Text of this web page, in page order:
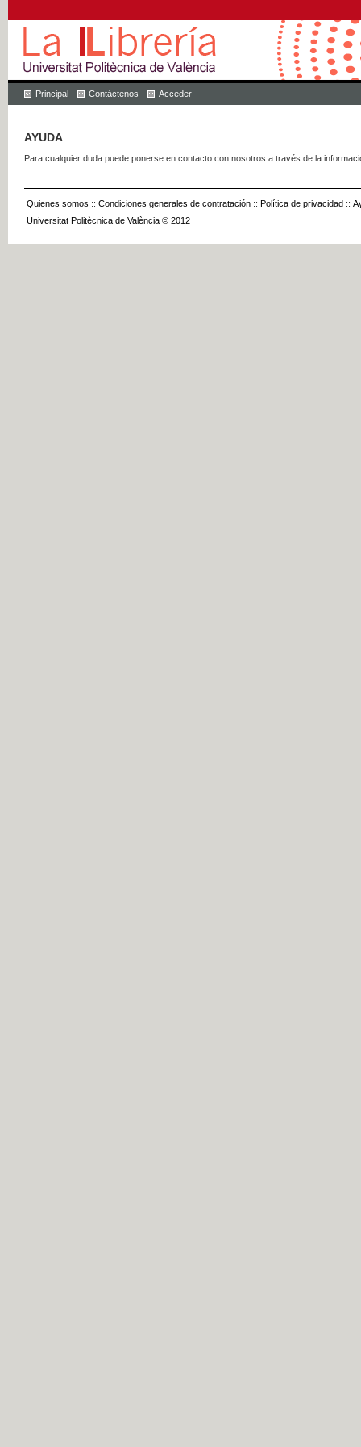
Principal Contáctenos Acceder
AYUDA
Para cualquier duda puede ponerse en contacto con nosotros a través de la
Quienes somos :: Condiciones generales de contratación :: Política de privacidad ::
Universitat Politècnica de València © 2012